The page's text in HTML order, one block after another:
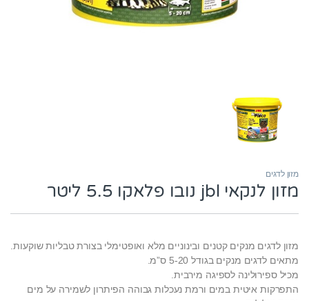
מזון לדגים
מזון לנקאי jbl נובו פלאקו 5.5 ליטר
מזון לדגים מנקים קטנים ובינוניים מלא ואופטימלי בצורת טבליות שוקעות.
מתאים לדגים מנקים בגודל 5-20 ס”מ.
מכיל ספירולינה לספיגה מירבית.
התפרקות איטית במים ורמת נעכלות גבוהה הפיתרון לשמירה על מים